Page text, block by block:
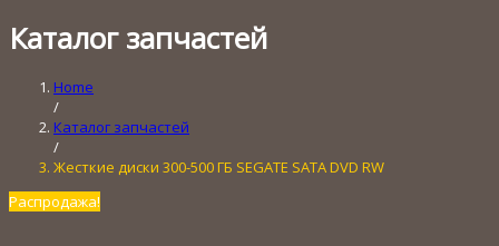
Каталог запчастей
Home
/
Каталог запчастей
/
Жесткие диски 300-500 ГБ SEGATE SATA DVD RW
Распродажа!